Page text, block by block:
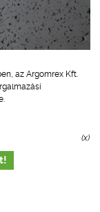
az Argomrex Kft.
(x)